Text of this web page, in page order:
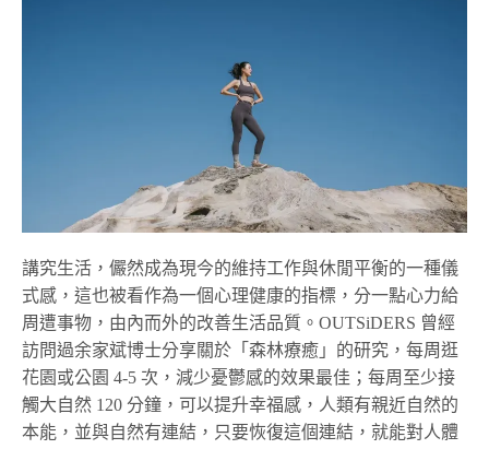
講究生活，儼然成為現今的維持工作與休閒平衡的一種儀
式感，這也被看作為一個心理健康的指標，分一點心力給
周遭事物，由內而外的改善生活品質。OUTSiDERS 曾經
訪問過余家斌博士分享關於「森林療癒」的研究，每周逛
花園或公園 4-5 次，減少憂鬱感的效果最佳；每周至少接
觸大自然 120 分鐘，可以提升幸福感，人類有親近自然的
本能，並與自然有連結，只要恢復這個連結，就能對人體